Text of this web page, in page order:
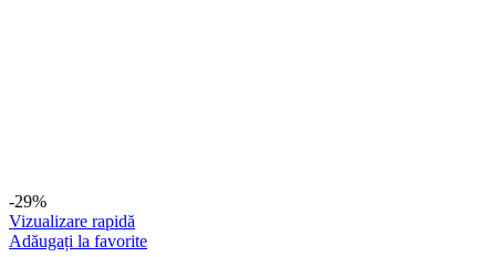
-29%
Vizualizare rapidă
Adăugați la favorite